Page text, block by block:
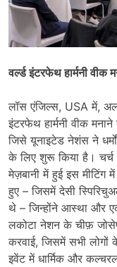
वर्ल्ड इंटरफेथ हार्मनी वीक
लॉस एंजिल्स, USA में,
इंटरफेथ हार्मनी वीक
जिसे यूनाइटेड नेशंस ने
के लिए शुरू किया है। चर्च
मेज़बानी में हुई इस मीटिंग
हुए – जिसमें देसी
थे – जिन्होंने आस्था और
लकोटा नेशन के चीफ़
करवाई, जिसमें सभी लोगों
इवेंट में धार्मिक और